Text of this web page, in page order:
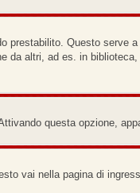
prestabilito. Questo serve
da altri, ad es. in
questa opzione,
vai nella pagina di